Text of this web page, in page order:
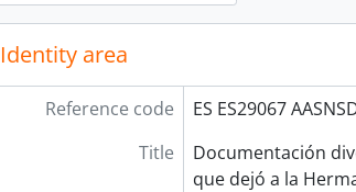
Identity area
Reference code
ES ES29067
Title
Documentación
que dejó a la